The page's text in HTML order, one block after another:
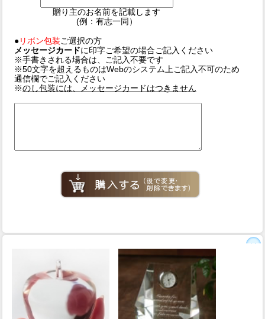
贈り主のお名前を記載します
(例：有志一同）
● リボン包装 ご選択の方
メッセージカードに印字ご希望の場合ご記入ください
※手書きされる場合は、ご記入不要です
※50文字を超えるものはWebのシステム上ご記入不可のため
通信欄でご記入ください
※のし包装には、メッセージカードはつきません